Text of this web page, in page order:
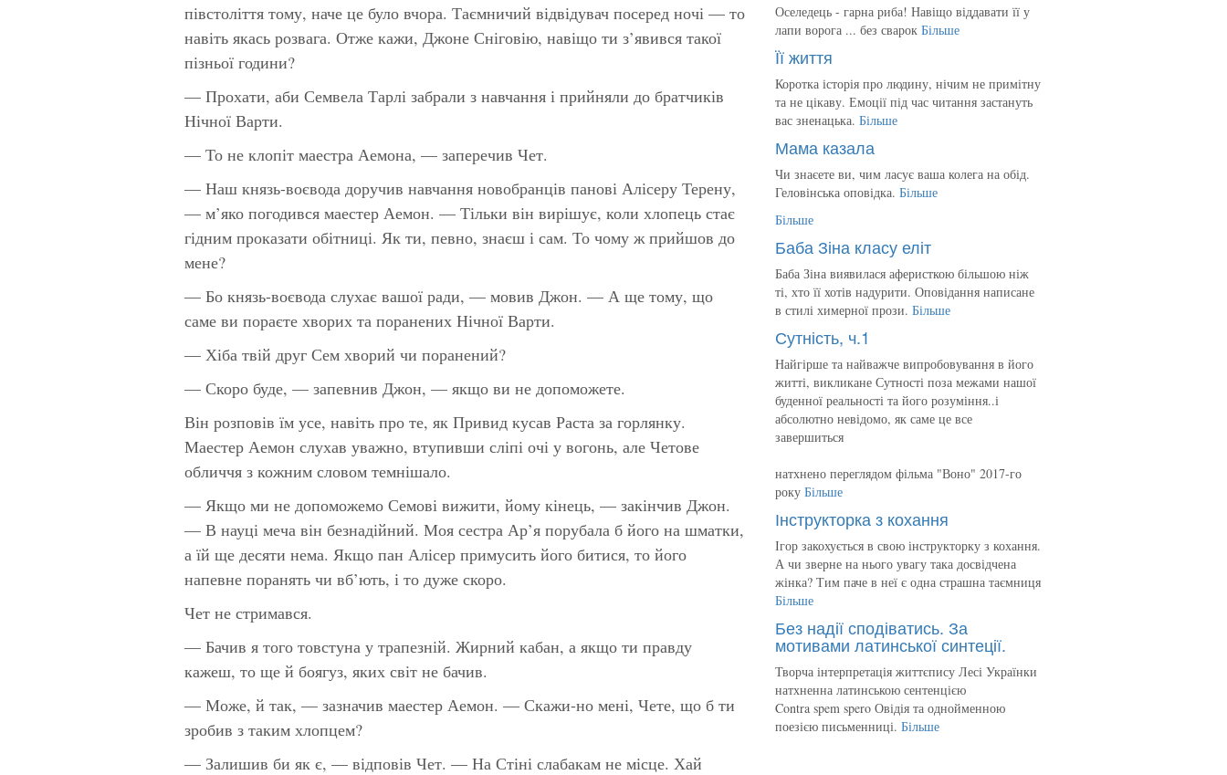
півстоліття тому, наче це було вчора. Таємничий відвідувач посеред ночі — то
навіть якась розвага. Отже кажи, Джоне Сніговію, навіщо ти з’явився такої
пізньої години?
— Прохати, аби Семвела Тарлі забрали з навчання і прийняли до братчиків
Нічної Варти.
— То не клопіт маестра Аемона, — заперечив Чет.
— Наш князь-воєвода доручив навчання новобранців панові Алісеру Терену,
— м’яко погодився маестер Аемон. — Тільки він вирішує, коли хлопець стає
гідним проказати обітниці. Як ти, певно, знаєш і сам. То чому ж прийшов до
мене?
— Бо князь-воєвода слухає вашої ради, — мовив Джон. — А ще тому, що
саме ви пораєте хворих та поранених Нічної Варти.
— Хіба твій друг Сем хворий чи поранений?
— Скоро буде, — запевнив Джон, — якщо ви не допоможете.
Він розповів їм усе, навіть про те, як Привид кусав Раста за горлянку.
Маестер Аемон слухав уважно, втупивши сліпі очі у вогонь, але Четове
обличчя з кожним словом темнішало.
— Якщо ми не допоможемо Семові вижити, йому кінець, — закінчив Джон.
— В науці меча він безнадійний. Моя сестра Ар’я порубала б його на шматки,
а їй ще десяти нема. Якщо пан Алісер примусить його битися, то його
напевне поранять чи вб’ють, і то дуже скоро.
Чет не стримався.
— Бачив я того товстуна у трапезній. Жирний кабан, а якщо ти правду
кажеш, то ще й боягуз, яких світ не бачив.
— Може, й так, — зазначив маестер Аемон. — Скажи-но мені, Чете, що б ти
зробив з таким хлопцем?
— Залишив би як є, — відповів Чет. — На Стіні слабакам не місце. Хай
Оселедець - гарна риба! Навіщо віддавати її у
лапи ворога ... без сварок Більше
Її життя
Коротка історія про людину, нічим не примітну
та не цікаву. Емоції під час читання застануть
вас зненацька. Більше
Мама казала
Чи знаєете ви, чим ласує ваша колега на обід.
Геловінська оповідка. Більше
Більше
Баба Зіна класу еліт
Баба Зіна виявилася аферисткою більшою ніж
ті, хто її хотів надурити. Оповідання написане
в стилі химерної прози. Більше
Сутність, ч.1
Найгірше та найважче випробовування в його
житті, викликане Сутності поза межами нашої
буденної реальності та його розуміння..і
абсолютно невідомо, як саме це все
завершиться
натхнено переглядом фільма "Воно" 2017-го
року Більше
Інструкторка з кохання
Ігор закохується в свою інструкторку з кохання.
А чи зверне на нього увагу така досвідчена
жінка? Тим паче в неї є одна страшна таємниця
Більше
Без надії сподіватись. За
мотивами латинської синтеції.
Творча інтерпретація життєпису Лесі Українки
натхненна латинською сентенцією
Contra spem spero Овідія та однойменною
поезією письменниці. Більше